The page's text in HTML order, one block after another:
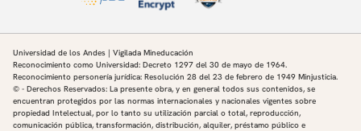
Universidad de los Andes | Vigilada Mineducación
Reconocimiento como Universidad: Decreto 1297 del 30 de mayo de 1964.
Reconocimiento personería jurídica: Resolución 28 del 23 de febrero de 1949 Minjusticia.
© - Derechos Reservados: La presente obra, y en general todos sus contenidos, se
encuentran protegidos por las normas internacionales y nacionales vigentes sobre
propiedad Intelectual, por lo tanto su utilización parcial o total, reproducción,
comunicación pública, transformación, distribución, alquiler, préstamo público e